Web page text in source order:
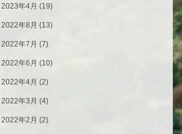
2023年4月 (19)
2022年8月 (13)
2022年7月 (7)
2022年6月 (10)
2022年4月 (2)
2022年3月 (4)
2022年2月 (2)